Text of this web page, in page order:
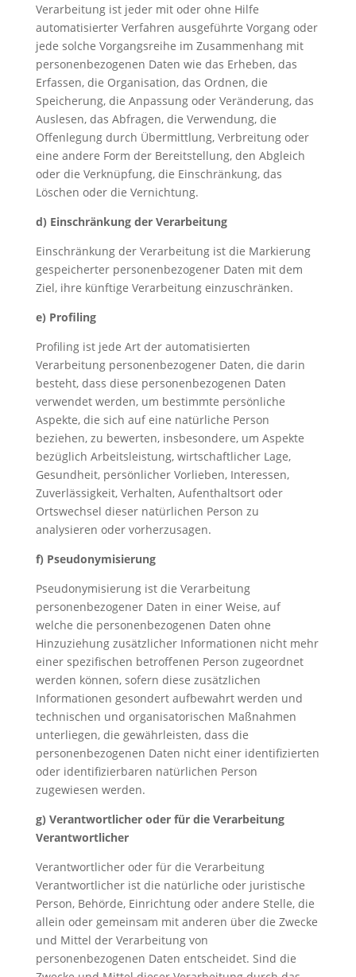
Verarbeitung ist jeder mit oder ohne Hilfe
automatisierter Verfahren ausgeführte Vorgang oder
jede solche Vorgangsreihe im Zusammenhang mit
personenbezogenen Daten wie das Erheben, das
Erfassen, die Organisation, das Ordnen, die
Speicherung, die Anpassung oder Veränderung, das
Auslesen, das Abfragen, die Verwendung, die
Offenlegung durch Übermittlung, Verbreitung oder
eine andere Form der Bereitstellung, den Abgleich
oder die Verknüpfung, die Einschränkung, das
Löschen oder die Vernichtung.
d) Einschränkung der Verarbeitung
Einschränkung der Verarbeitung ist die Markierung
gespeicherter personenbezogener Daten mit dem
Ziel, ihre künftige Verarbeitung einzuschränken.
e) Profiling
Profiling ist jede Art der automatisierten
Verarbeitung personenbezogener Daten, die darin
besteht, dass diese personenbezogenen Daten
verwendet werden, um bestimmte persönliche
Aspekte, die sich auf eine natürliche Person
beziehen, zu bewerten, insbesondere, um Aspekte
bezüglich Arbeitsleistung, wirtschaftlicher Lage,
Gesundheit, persönlicher Vorlieben, Interessen,
Zuverlässigkeit, Verhalten, Aufenthaltsort oder
Ortswechsel dieser natürlichen Person zu
analysieren oder vorherzusagen.
f) Pseudonymisierung
Pseudonymisierung ist die Verarbeitung
personenbezogener Daten in einer Weise, auf
welche die personenbezogenen Daten ohne
Hinzuziehung zusätzlicher Informationen nicht mehr
einer spezifischen betroffenen Person zugeordnet
werden können, sofern diese zusätzlichen
Informationen gesondert aufbewahrt werden und
technischen und organisatorischen Maßnahmen
unterliegen, die gewährleisten, dass die
personenbezogenen Daten nicht einer identifizierten
oder identifizierbaren natürlichen Person
zugewiesen werden.
g) Verantwortlicher oder für die Verarbeitung
Verantwortlicher
Verantwortlicher oder für die Verarbeitung
Verantwortlicher ist die natürliche oder juristische
Person, Behörde, Einrichtung oder andere Stelle, die
allein oder gemeinsam mit anderen über die Zwecke
und Mittel der Verarbeitung von
personenbezogenen Daten entscheidet. Sind die